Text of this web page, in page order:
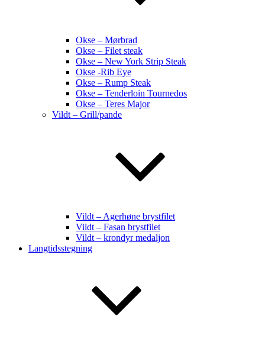
Okse – Mørbrad
Okse – Filet steak
Okse – New York Strip Steak
Okse -Rib Eye
Okse – Rump Steak
Okse – Tenderloin Tournedos
Okse – Teres Major
Vildt – Grill/pande
Vildt – Agerhøne brystfilet
Vildt – Fasan brystfilet
Vildt – krondyr medaljon
Langtidsstegning